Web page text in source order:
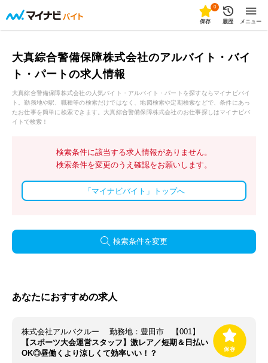
0
保存 履歴 メニュー
大真綜合警備保障株式会社のアルバイト・バイ
ト・パートの求人情報
大真綜合警備保障株式会社の人気バイト・アルバイト・パートを探すならマイナビバイ
ト。勤務地や駅、職種等の検索だけではなく、地図検索や定期検索などで、条件にあっ
たお仕事を簡単に検索できます。大真綜合警備保障株式会社のお仕事探しはマイナビバ
イトで検索！
検索条件に該当する求人情報がありません。
検索条件を変更のうえ確認をお願いします。
「マイナビバイト」トップへ
検索条件を変更
あなたにおすすめの求人
株式会社アルバクルー 勤務地：豊田市 【001】
【スポーツ大会運営スタッフ】激レア／短期＆日払い
OK◎昼働くより涼しくて効率いい！？